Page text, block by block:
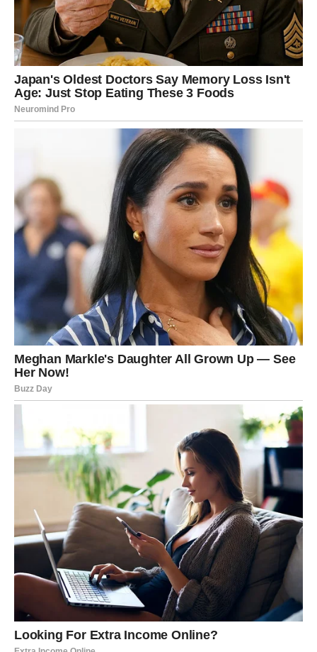
On ne pravi scene. On pravi rez.
Ne preti – on odluči.
Ne moli – on se povuče.
I tada shvatiš koliko je njegova tišina bila dragocena.
U ljubavi: nežan, ali nepokolebljiv
Bik voli stabilno.
On ne traži avanturu koja traje tri dana – traži dom,
sigurnost, trajanje. Kad te izabere, to nije slučajno. To je
promišljeno. To je iskreno. To je duboko.
Može da trpi nesporazume. Može da bude strpljiv dok se
stvari ne srede. Može da razume tvoje slabosti.
Ali ne može da trpi nepoštovanje.
Ako ga lažeš – pamti.
Ako ga potcenjuješ – pamti.
Ako mu uzimaš zdravo za gotovo ono što daje – pamti.
I onda jednog dana, bez drame, bez objašnjenja koje
očekuješ, samo shvatiš da ga više nema.
A Bik koji ode – ne vraća se lako.
U poslu i životu: tih, ali nepobediv
Bik ne juri uspeh preko noći. On gradi. Polako. Strpljivo.
Ciglu po ciglu. Dok se drugi umore, on i dalje stoji. Dok
drugi odustanu, on nastavlja.
Zato ga nikada ne potcenjuj.